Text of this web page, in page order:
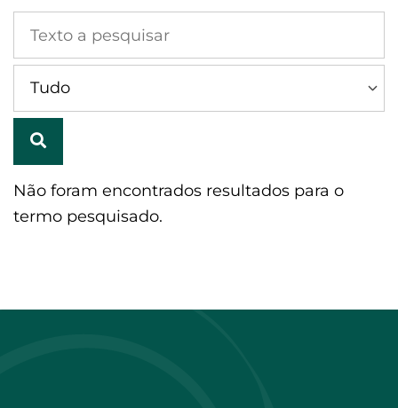
Não foram encontrados resultados para o
termo pesquisado.